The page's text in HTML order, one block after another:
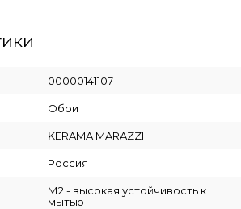
00000141107
Обои
KERAMA MARAZZI
Россия
М2 - высокая устойчивость к
мытью